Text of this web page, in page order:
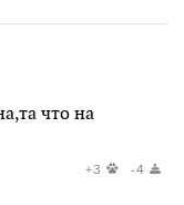
что на
+3 -4